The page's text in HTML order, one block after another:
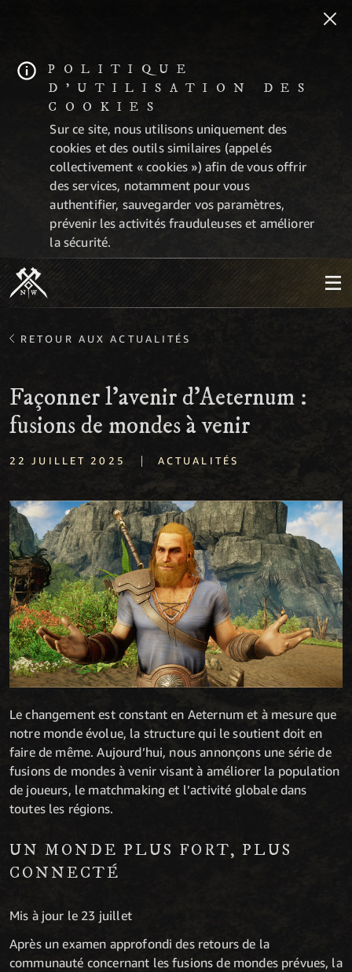
POLITIQUE
D'UTILISATION DES
COOKIES
Sur ce site, nous utilisons uniquement des
cookies et des outils similaires (appelés
collectivement « cookies ») afin de vous offrir
des services, notamment pour vous
authentifier, sauvegarder vos paramètres,
prévenir les activités frauduleuses et améliorer
la sécurité.
RETOUR AUX ACTUALITÉS
Façonner l’avenir d’Aeternum :
fusions de mondes à venir
22 JUILLET 2025 | ACTUALITÉS
Le changement est constant en Aeternum et à mesure que
notre monde évolue, la structure qui le soutient doit en
faire de même. Aujourd’hui, nous annonçons une série de
fusions de mondes à venir visant à améliorer la population
de joueurs, le matchmaking et l’activité globale dans
toutes les régions.
UN MONDE PLUS FORT, PLUS
CONNECTÉ
Mis à jour le 23 juillet
Après un examen approfondi des retours de la
communauté concernant les fusions de mondes prévues, la